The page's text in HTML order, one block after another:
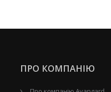
ПРО КОМПАНІЮ